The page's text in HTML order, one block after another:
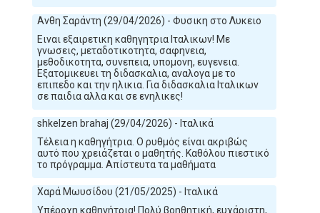
Ανθη Σαράντη (29/04/2026) - Φυσικη στο Λυκειο
Ειναι εξαιρετικη καθηγητρια Ιταλικων! Με
γνωσεις, μεταδοτικοτητα, σαφηνεια,
μεθοδικοτητα, συνεπεια, υπομονη, ευγενεια.
Εξατομικευει τη διδασκαλια, αναλογα με το
επιπεδο και την ηλικια. Για διδασκαλια Ιταλικων
σε παιδια αλλα και σε ενηλικες!
shkelzen brahaj (29/04/2026) - Ιταλικά
Τέλεια η καθηγήτρια. Ο ρυθμός είναι ακριβώς
αυτό που χρειάζεται ο μαθητής. Καθόλου πιεστικό
το πρόγραμμα. Απίστευτα τα μαθήματα
Χαρά Μωυσίδου (21/05/2025) - Ιταλικά
Υπέροχη καθηγήτρια! Πολύ βοηθητική, ευχάριστη,